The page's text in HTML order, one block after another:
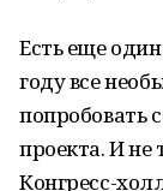
Есть еще
году все
попробовать
проекта. И не
Конгресс-